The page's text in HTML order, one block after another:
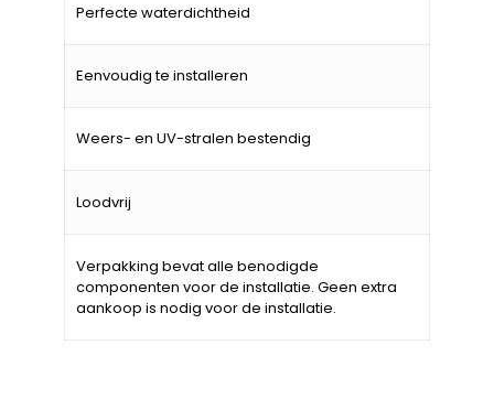
Perfecte waterdichtheid
Eenvoudig te installeren
Weers- en UV-stralen bestendig
Loodvrij
Verpakking bevat alle benodigde
componenten voor de installatie. Geen extra
aankoop is nodig voor de installatie.